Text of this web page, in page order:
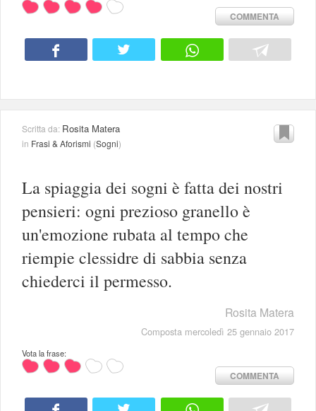
COMMENTA
Scritta da: Rosita Matera
in Frasi & Aforismi (Sogni)
La spiaggia dei sogni è fatta dei nostri
pensieri: ogni prezioso granello è
un'emozione rubata al tempo che
riempie clessidre di sabbia senza
chiederci il permesso.
Rosita Matera
Composta mercoledì 25 gennaio 2017
Vota la frase:
COMMENTA